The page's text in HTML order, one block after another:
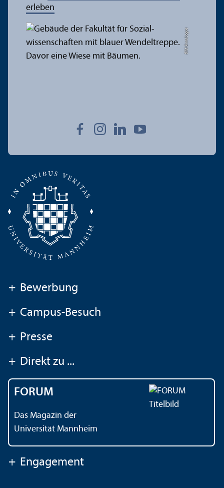
Bild: Anna Logue
erleben
+ Bewerbung
+ Campus-Besuch
+ Presse
+ Direkt zu ...
FORUM
Das Magazin der
Universität Mannheim
+ Engagement